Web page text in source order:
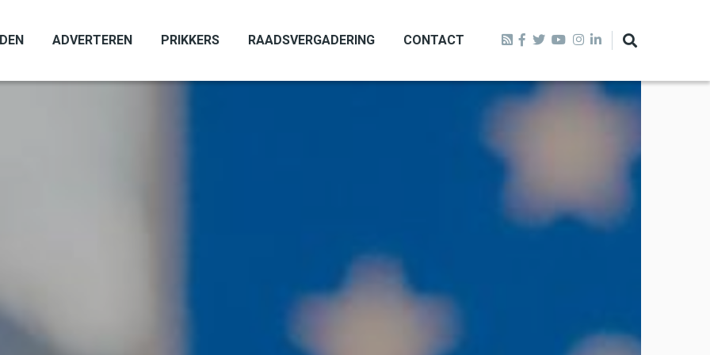
ADVERTEREN PRIKKERS RAADSVERGADERING CONTACT